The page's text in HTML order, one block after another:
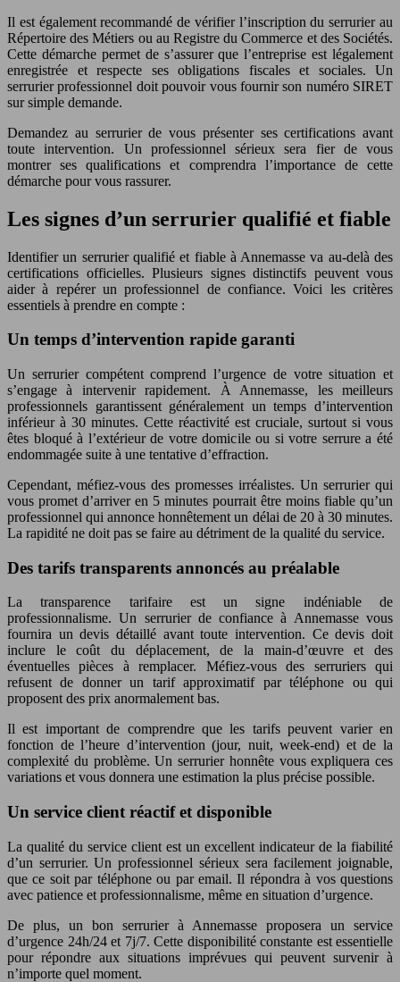
Il est également recommandé de vérifier l’inscription du serrurier au
Répertoire des Métiers ou au Registre du Commerce et des Sociétés.
Cette démarche permet de s’assurer que l’entreprise est légalement
enregistrée et respecte ses obligations fiscales et sociales. Un
serrurier professionnel doit pouvoir vous fournir son numéro SIRET
sur simple demande.
Demandez au serrurier de vous présenter ses certifications avant
toute intervention. Un professionnel sérieux sera fier de vous
montrer ses qualifications et comprendra l’importance de cette
démarche pour vous rassurer.
Les signes d’un serrurier qualifié et fiable
Identifier un serrurier qualifié et fiable à Annemasse va au-delà des
certifications officielles. Plusieurs signes distinctifs peuvent vous
aider à repérer un professionnel de confiance. Voici les critères
essentiels à prendre en compte :
Un temps d’intervention rapide garanti
Un serrurier compétent comprend l’urgence de votre situation et
s’engage à intervenir rapidement. À Annemasse, les meilleurs
professionnels garantissent généralement un temps d’intervention
inférieur à 30 minutes. Cette réactivité est cruciale, surtout si vous
êtes bloqué à l’extérieur de votre domicile ou si votre serrure a été
endommagée suite à une tentative d’effraction.
Cependant, méfiez-vous des promesses irréalistes. Un serrurier qui
vous promet d’arriver en 5 minutes pourrait être moins fiable qu’un
professionnel qui annonce honnêtement un délai de 20 à 30 minutes.
La rapidité ne doit pas se faire au détriment de la qualité du service.
Des tarifs transparents annoncés au préalable
La transparence tarifaire est un signe indéniable de
professionnalisme. Un serrurier de confiance à Annemasse vous
fournira un devis détaillé avant toute intervention. Ce devis doit
inclure le coût du déplacement, de la main-d’œuvre et des
éventuelles pièces à remplacer. Méfiez-vous des serruriers qui
refusent de donner un tarif approximatif par téléphone ou qui
proposent des prix anormalement bas.
Il est important de comprendre que les tarifs peuvent varier en
fonction de l’heure d’intervention (jour, nuit, week-end) et de la
complexité du problème. Un serrurier honnête vous expliquera ces
variations et vous donnera une estimation la plus précise possible.
Un service client réactif et disponible
La qualité du service client est un excellent indicateur de la fiabilité
d’un serrurier. Un professionnel sérieux sera facilement joignable,
que ce soit par téléphone ou par email. Il répondra à vos questions
avec patience et professionnalisme, même en situation d’urgence.
De plus, un bon serrurier à Annemasse proposera un service
d’urgence 24h/24 et 7j/7. Cette disponibilité constante est essentielle
pour répondre aux situations imprévues qui peuvent survenir à
n’importe quel moment.